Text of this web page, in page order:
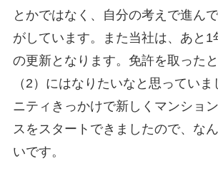
とかではなく、自分の考えで進ん
がしています。また当社は、あと1
の更新となります。免許を取った
（2）にはなりたいなと思っていま
ニティきっかけで新しくマンショ
スをスタートできましたので、な
いです。